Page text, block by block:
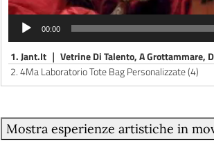
00:00
1.Jant.It ｜ Vetrine Di Talento, A Grottammare,
2.4Ma Laboratorio Tote Bag Personalizzate (4)
Mostra esperienze artistiche in